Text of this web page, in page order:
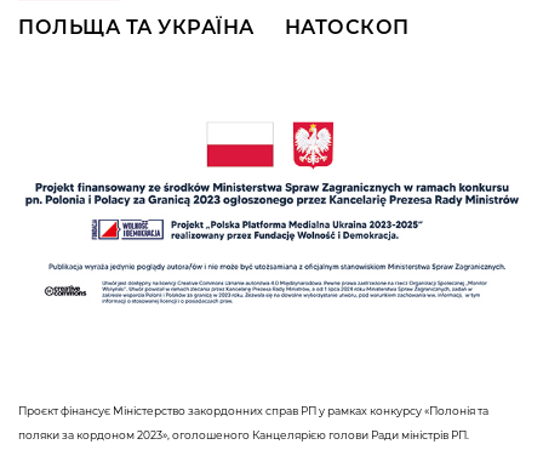
ПОЛЬЩА ТА УКРАЇНА
НАТОСКОП
Проєкт фінансує Міністерство закордонних справ РП у рамках конкурсу «Полонія та
поляки за кордоном 2023», оголошеного Канцелярією голови Ради міністрів РП.